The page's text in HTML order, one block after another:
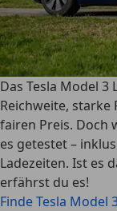
Das Tesla Model 3
Reichweite,
fairen Preis. Doch
es getestet –
Ladezeiten. Ist es
erfährst du es!
Finde Tesla Model